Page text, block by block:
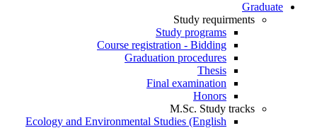
Graduate
Study requirments
Study programs
Course registration - Bidding
Graduation procedures
Thesis
Final examination
Honors
M.Sc. Study tracks
Ecology and Environmental Studies (English